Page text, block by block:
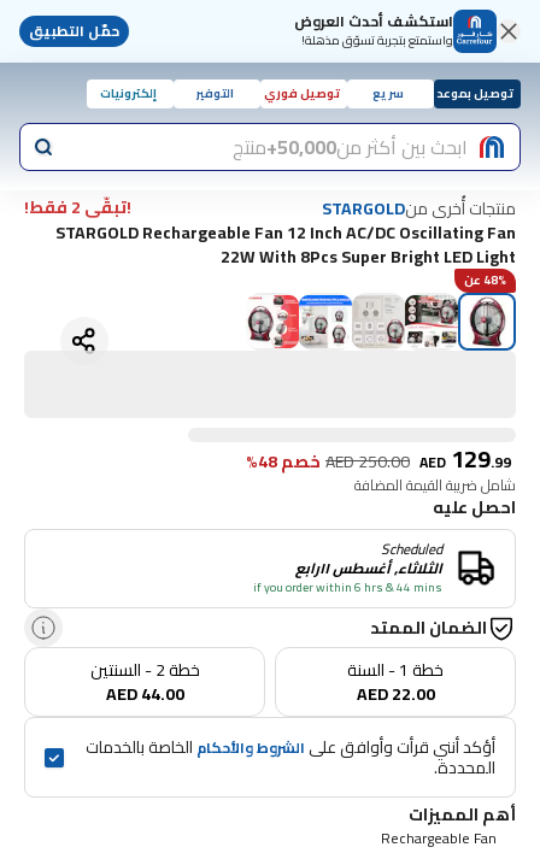
استكشف أحدث العروض
واستمتع بتجربة تسوّق مذهلة! حمّل التطبيق
توصيل بموعد سريع توصيل فوري التوفير إلكترونيات
ابحث بين أكثر من50,000+ منتج
منتجات أُخرى منSTARGOLD
!تبقّى 2 فقط!
STARGOLD Rechargeable Fan 12 Inch AC/DC Oscillating Fan
22W With 8Pcs Super Bright LED Light
48% عن
AED 129.99
AED250.00 خصم 48%
شامل ضريبة القيمة المضافة
احصل عليه
Scheduled
الثلاثاء, أغسطس ١١رابع
if you order within 6 hrs & 44 mins
الضمان الممتد
خطة 1 - السنة
AED 22.00
خطة 2 - السنتين
AED 44.00
أؤكد أنني قرأت وأوافق على الشروط والأحكام
المحددة.
أهم المميزات
Rechargeable Fan